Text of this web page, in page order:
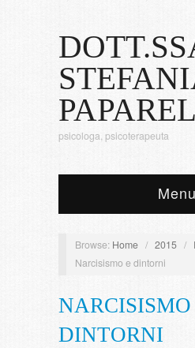
psicologa, psicoterapeuta
Menu
Browse: Home / 2015 /
Narcisismo e dintorni
DINTORNI